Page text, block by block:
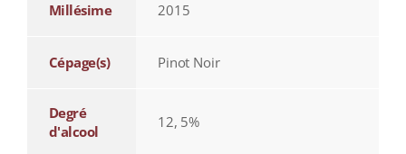
Millésime 2015
Cépage(s) Pinot Noir
Degré
d'alcool
12, 5%